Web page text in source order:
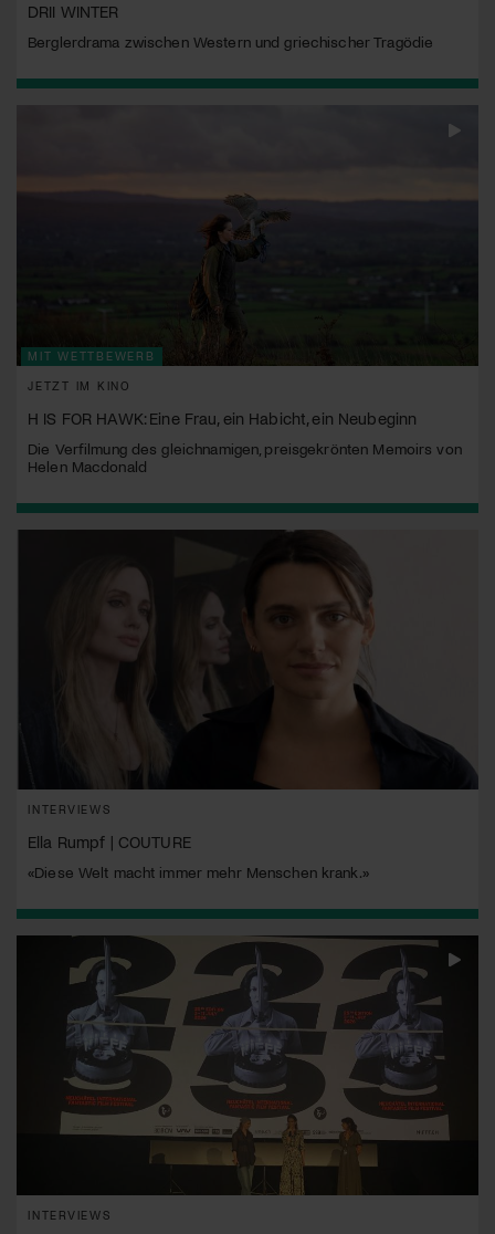
DRII WINTER
Berglerdrama zwischen Western und griechischer Tragödie
MIT WETTBEWERB
JETZT IM KINO
H IS FOR HAWK: Eine Frau, ein Habicht, ein Neubeginn
Die Verfilmung des gleichnamigen, preisgekrönten Memoirs von
Helen Macdonald
INTERVIEWS
Ella Rumpf | COUTURE
«Diese Welt macht immer mehr Menschen krank.»
INTERVIEWS